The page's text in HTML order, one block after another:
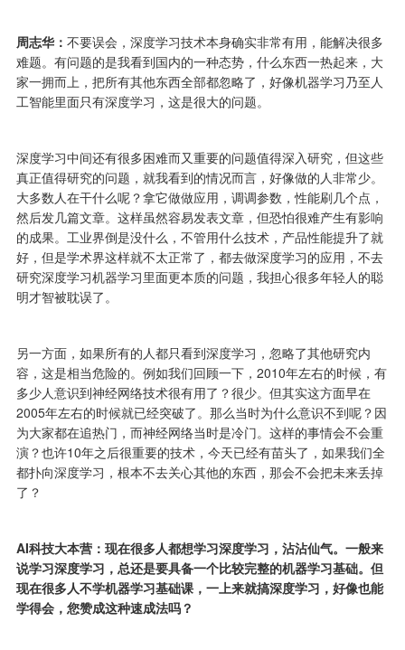
周志华： 不要误会，深度学习技术本身确实非常有用，能解决很多
难题。有问题的是我看到国内的一种态势，什么东西一热起来，大
家一拥而上，把所有其他东西全部都忽略了，好像机器学习乃至人
工智能里面只有深度学习，这是很大的问题。
深度学习中间还有很多困难而又重要的问题值得深入研究，但这些
真正值得研究的问题，就我看到的情况而言，好像做的人非常少。
大多数人在干什么呢？拿它做做应用，调调参数，性能刷几个点，
然后发几篇文章。这样虽然容易发表文章，但恐怕很难产生有影响
的成果。工业界倒是没什么，不管用什么技术，产品性能提升了就
好，但是学术界这样就不太正常了，都去做深度学习的应用，不去
研究深度学习机器学习里面更本质的问题，我担心很多年轻人的聪
明才智被耽误了。
另一方面，如果所有的人都只看到深度学习，忽略了其他研究内
容，这是相当危险的。例如我们回顾一下，2010年左右的时候，有
多少人意识到神经网络技术很有用了？很少。但其实这方面早在
2005年左右的时候就已经突破了。那么当时为什么意识不到呢？因
为大家都在追热门，而神经网络当时是冷门。这样的事情会不会重
演？也许10年之后很重要的技术，今天已经有苗头了，如果我们全
都扑向深度学习，根本不去关心其他的东西，那会不会把未来丢掉
了？
AI科技大本营：现在很多人都想学习深度学习，沾沾仙气。一般来
说学习深度学习，总还是要具备一个比较完整的机器学习基础。但
现在很多人不学机器学习基础课，一上来就搞深度学习，好像也能
学得会，您赞成这种速成法吗？